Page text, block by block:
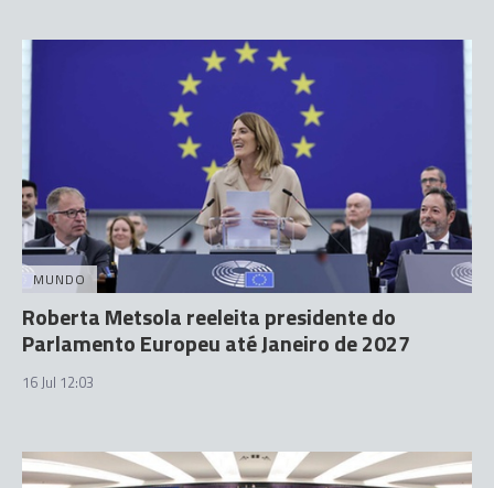
MUNDO
Roberta Metsola reeleita presidente do
Parlamento Europeu até Janeiro de 2027
16 Jul 12:03